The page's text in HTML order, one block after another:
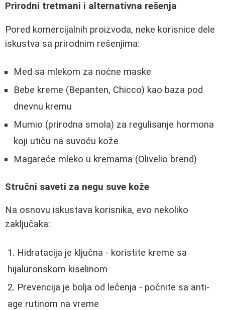
Prirodni tretmani i alternativna rešenja
Pored komercijalnih proizvoda, neke korisnice dele
iskustva sa prirodnim rešenjima:
Med sa mlekom za noćne maske
Bebe kreme (Bepanten, Chicco) kao baza pod
dnevnu kremu
Mumio (prirodna smola) za regulisanje hormona
koji utiču na suvoću kože
Magareće mleko u kremama (Olivelio brend)
Stručni saveti za negu suve kože
Na osnovu iskustava korisnika, evo nekoliko
zaključaka:
Hidratacija je ključna - koristite kreme sa
hijaluronskom kiselinom
Prevencija je bolja od lečenja - počnite sa anti-
age rutinom na vreme